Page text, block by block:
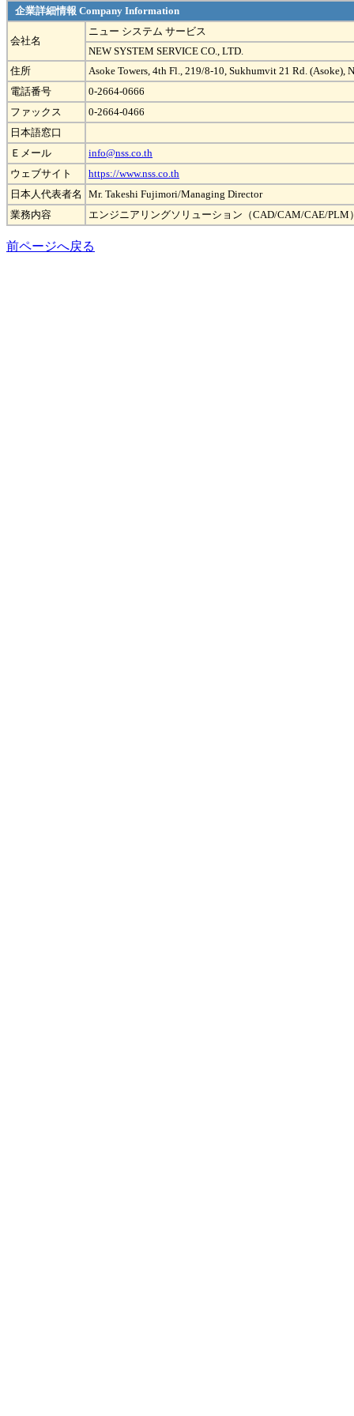
企業詳細情報 Company Information
会社名
ニュー システム サービス
NEW SYSTEM SERVICE CO., LTD.
住所
Asoke Towers, 4th Fl., 219/8-10, Sukhumvit 21 Rd. (Asoke),
電話番号
0-2664-0666
ファックス
0-2664-0466
日本語窓口
Ｅメール
info@nss.co.th
ウェブサイト
https://www.nss.co.th
日本人代表者名
Mr. Takeshi Fujimori/Managing Director
業務内容
エンジニアリングソリューション（CAD/CAM/CAE/
前ページへ戻る